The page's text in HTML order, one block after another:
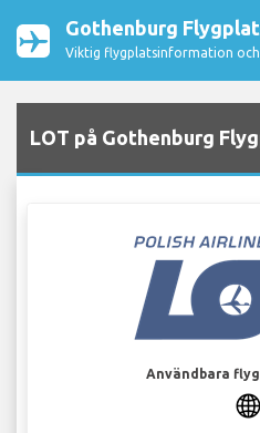
Gothenburg
Viktig flygplatsinformation
LOT på Gothenburg
Användbara